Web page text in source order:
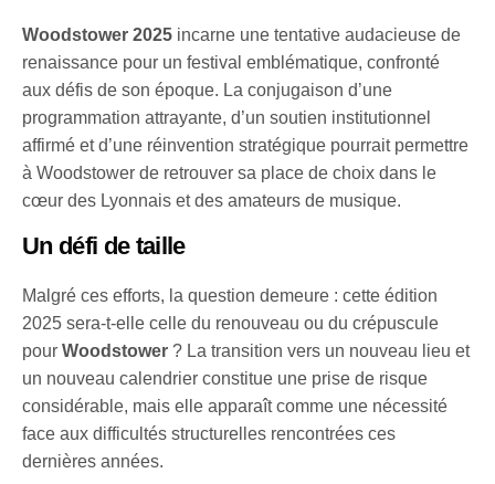
Woodstower 2025 incarne une tentative audacieuse de
renaissance pour un festival emblématique, confronté
aux défis de son époque. La conjugaison d’une
programmation attrayante, d’un soutien institutionnel
affirmé et d’une réinvention stratégique pourrait permettre
à Woodstower de retrouver sa place de choix dans le
cœur des Lyonnais et des amateurs de musique.
Un défi de taille
Malgré ces efforts, la question demeure : cette édition
2025 sera-t-elle celle du renouveau ou du crépuscule
pourWoodstower ? La transition vers un nouveau lieu et
un nouveau calendrier constitue une prise de risque
considérable, mais elle apparaît comme une nécessité
face aux difficultés structurelles rencontrées ces
dernières années.